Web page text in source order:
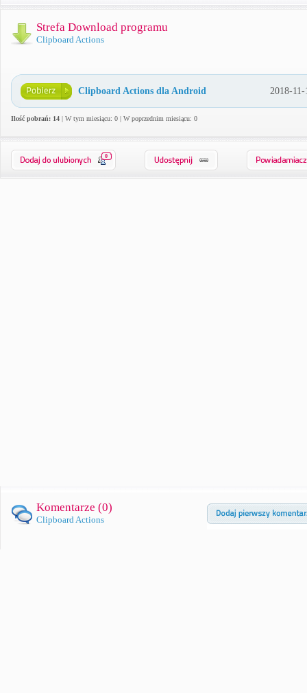
Strefa Download programu
Clipboard Actions
Clipboard Actions dla Android 2018-11-
Ilość pobrań: 14 | W tym miesiącu: 0 | W poprzednim miesiącu: 0
0
Komentarze (0)
Clipboard Actions